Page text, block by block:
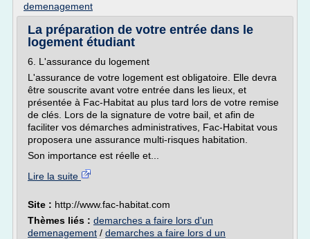
demenagement
La préparation de votre entrée dans le
logement étudiant
6. L'assurance du logement
L'assurance de votre logement est obligatoire. Elle devra
être souscrite avant votre entrée dans les lieux, et
présentée à Fac-Habitat au plus tard lors de votre remise
de clés. Lors de la signature de votre bail, et afin de
faciliter vos démarches administratives, Fac-Habitat vous
proposera une assurance multi-risques habitation.
Son importance est réelle et...
Lire la suite
Site : http://www.fac-habitat.com
Thèmes liés : demarches a faire lors d'un
demenagement / demarches a faire lors d un